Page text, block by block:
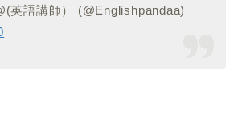
英語講師） (@Englishpandaa)